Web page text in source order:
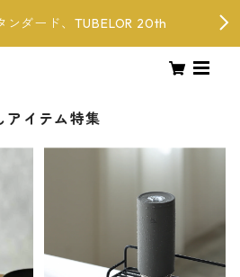
ンダード、TUBELOR 20th
アイテム特集